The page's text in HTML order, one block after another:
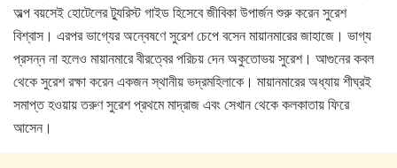
অল্প বয়সেই হোটেলের ট্যুরিস্ট গাইড হিসেবে জীবিকা উপার্জন শুরু করেন সুরেশ
বিশ্বাস। এরপর ভাগ্যের অন্বেষণে সুরেশ চেপে বসেন মায়ানমারের জাহাজে। ভাগ্য
প্রসন্ন না হলেও মায়ানমারে বীরত্বের পরিচয় দেন অকুতোভয় সুরেশ। আগুনের কবল
থেকে সুরেশ রক্ষা করেন একজন স্থানীয় ভদ্রমহিলাকে। মায়ানমারের অধ্যায় শীঘ্রই
সমাপ্ত হওয়ায় তরুণ সুরেশ প্রথমে মাদ্রাজ এবং সেখান থেকে কলকাতায় ফিরে
আসেন।